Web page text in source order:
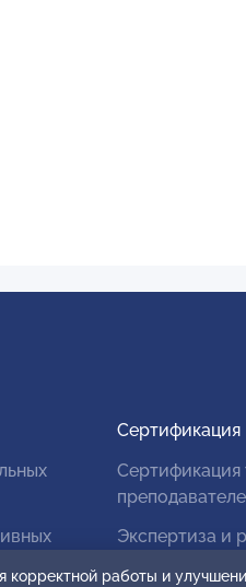
Сертификация
Сертификация
Экспертиза и
работы и